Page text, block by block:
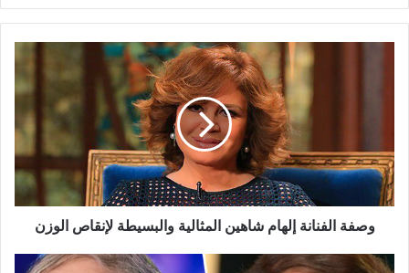
والبسيطة
لإنقاص
الوزن
وصفة الفنانة إلهام شاهين المثالية والبسيطة لإنقاص الوزن
دريد